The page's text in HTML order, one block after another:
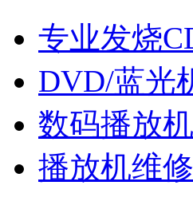
专业发烧
DVD/蓝光
数码播放
播放机维